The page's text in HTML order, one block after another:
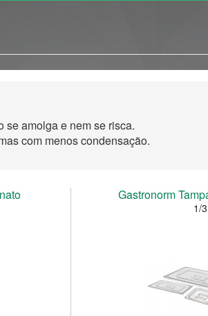
se amolga e nem se risca.
com menos condensação.
Gastronorm
1/3